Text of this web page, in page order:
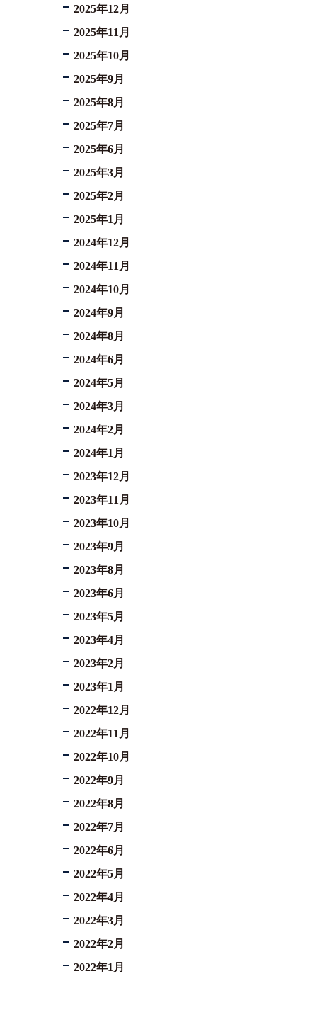
2025年12月
2025年11月
2025年10月
2025年9月
2025年8月
2025年7月
2025年6月
2025年3月
2025年2月
2025年1月
2024年12月
2024年11月
2024年10月
2024年9月
2024年8月
2024年6月
2024年5月
2024年3月
2024年2月
2024年1月
2023年12月
2023年11月
2023年10月
2023年9月
2023年8月
2023年6月
2023年5月
2023年4月
2023年2月
2023年1月
2022年12月
2022年11月
2022年10月
2022年9月
2022年8月
2022年7月
2022年6月
2022年5月
2022年4月
2022年3月
2022年2月
2022年1月